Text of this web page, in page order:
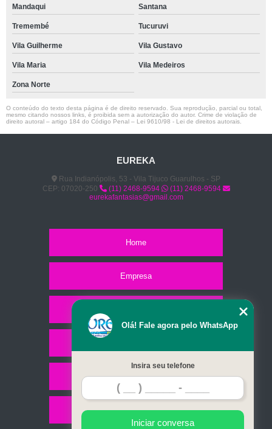
Mandaqui Santana
Tremembé Tucuruvi
Vila Guilherme Vila Gustavo
Vila Maria Vila Medeiros
Zona Norte
O conteúdo do texto desta página é de direito reservado. Sua reprodução, parcial ou total,
mesmo citando nossos links, é proibida sem a autorização do autor. Crime de violação de
direito autoral – artigo 184 do Código Penal – Lei 9610/98 - Lei de direitos autorais
EUREKA
Rua Indianópolis, 53 - Vila Tijuco Guarulhos - SP
CEP: 07020-250
(11) 2468-9594
(11) 2468-9594
eurekafantasias@gmail.com
Home
Empresa
Contato
Mapa do site
Olá! Fale agora pelo WhatsApp
Insira seu telefone
Iniciar conversa